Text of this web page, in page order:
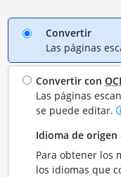
Convertir
Las páginas
Convertir con
Las páginas
se puede editar.
Idioma de
Para obtener los
los idiomas que